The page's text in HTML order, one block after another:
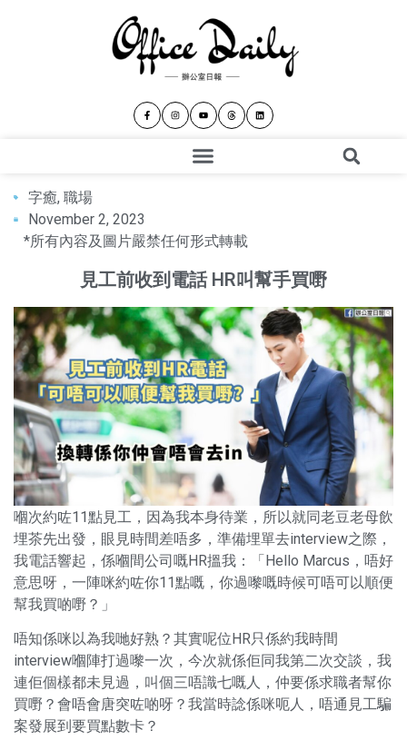
字癒, 職場
November 2, 2023
*所有內容及圖片嚴禁任何形式轉載
見工前收到電話 HR叫幫手買嘢
嗰次約咗11點見工，因為我本身待業，所以就同老豆老母飲
埋茶先出發，眼見時間差唔多，準備埋單去interview之際，
我電話響起，係嗰間公司嘅HR搵我：「Hello Marcus，唔好
意思呀，一陣咪約咗你11點嘅，你過嚟嘅時候可唔可以順便
幫我買啲嘢？」
唔知係咪以為我哋好熟？其實呢位HR只係約我時間
interview嗰陣打過嚟一次，今次就係佢同我第二次交談，我
連佢個樣都未見過，叫個三唔識七嘅人，仲要係求職者幫你
買嘢？會唔會唐突咗啲呀？我當時諗係咪呃人，唔通見工騙
案發展到要買點數卡？